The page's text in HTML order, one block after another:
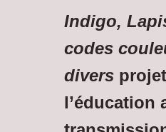
Indigo,
codes
divers
l’éducation